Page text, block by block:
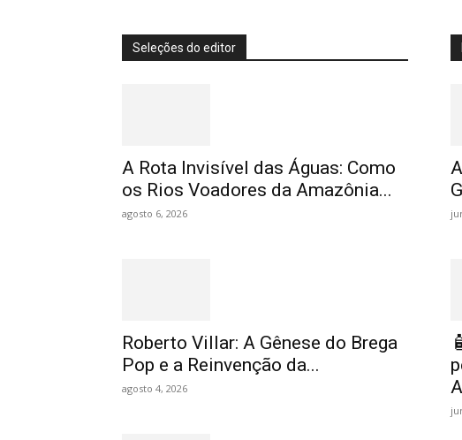
Seleções do editor
A Rota Invisível das Águas: Como
os Rios Voadores da Amazônia...
agosto 6, 2026
Roberto Villar: A Gênese do Brega
Pop e a Reinvenção da...
agosto 4, 2026